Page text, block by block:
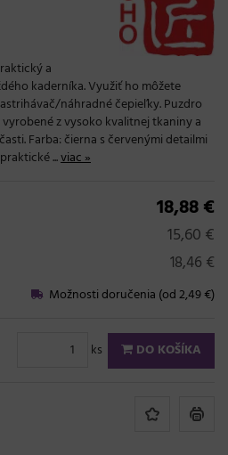
a
kaderníka. Využiť ho môžete
náhradné čepieľky. Puzdro
z vysoko kvalitnej tkaniny a
Farba: čierna s červenými detailmi
...viac »
18,88 €
15,60 €
18,46 €
Možnosti doručenia (od 2,49 €)
ks DO KOŠÍKA